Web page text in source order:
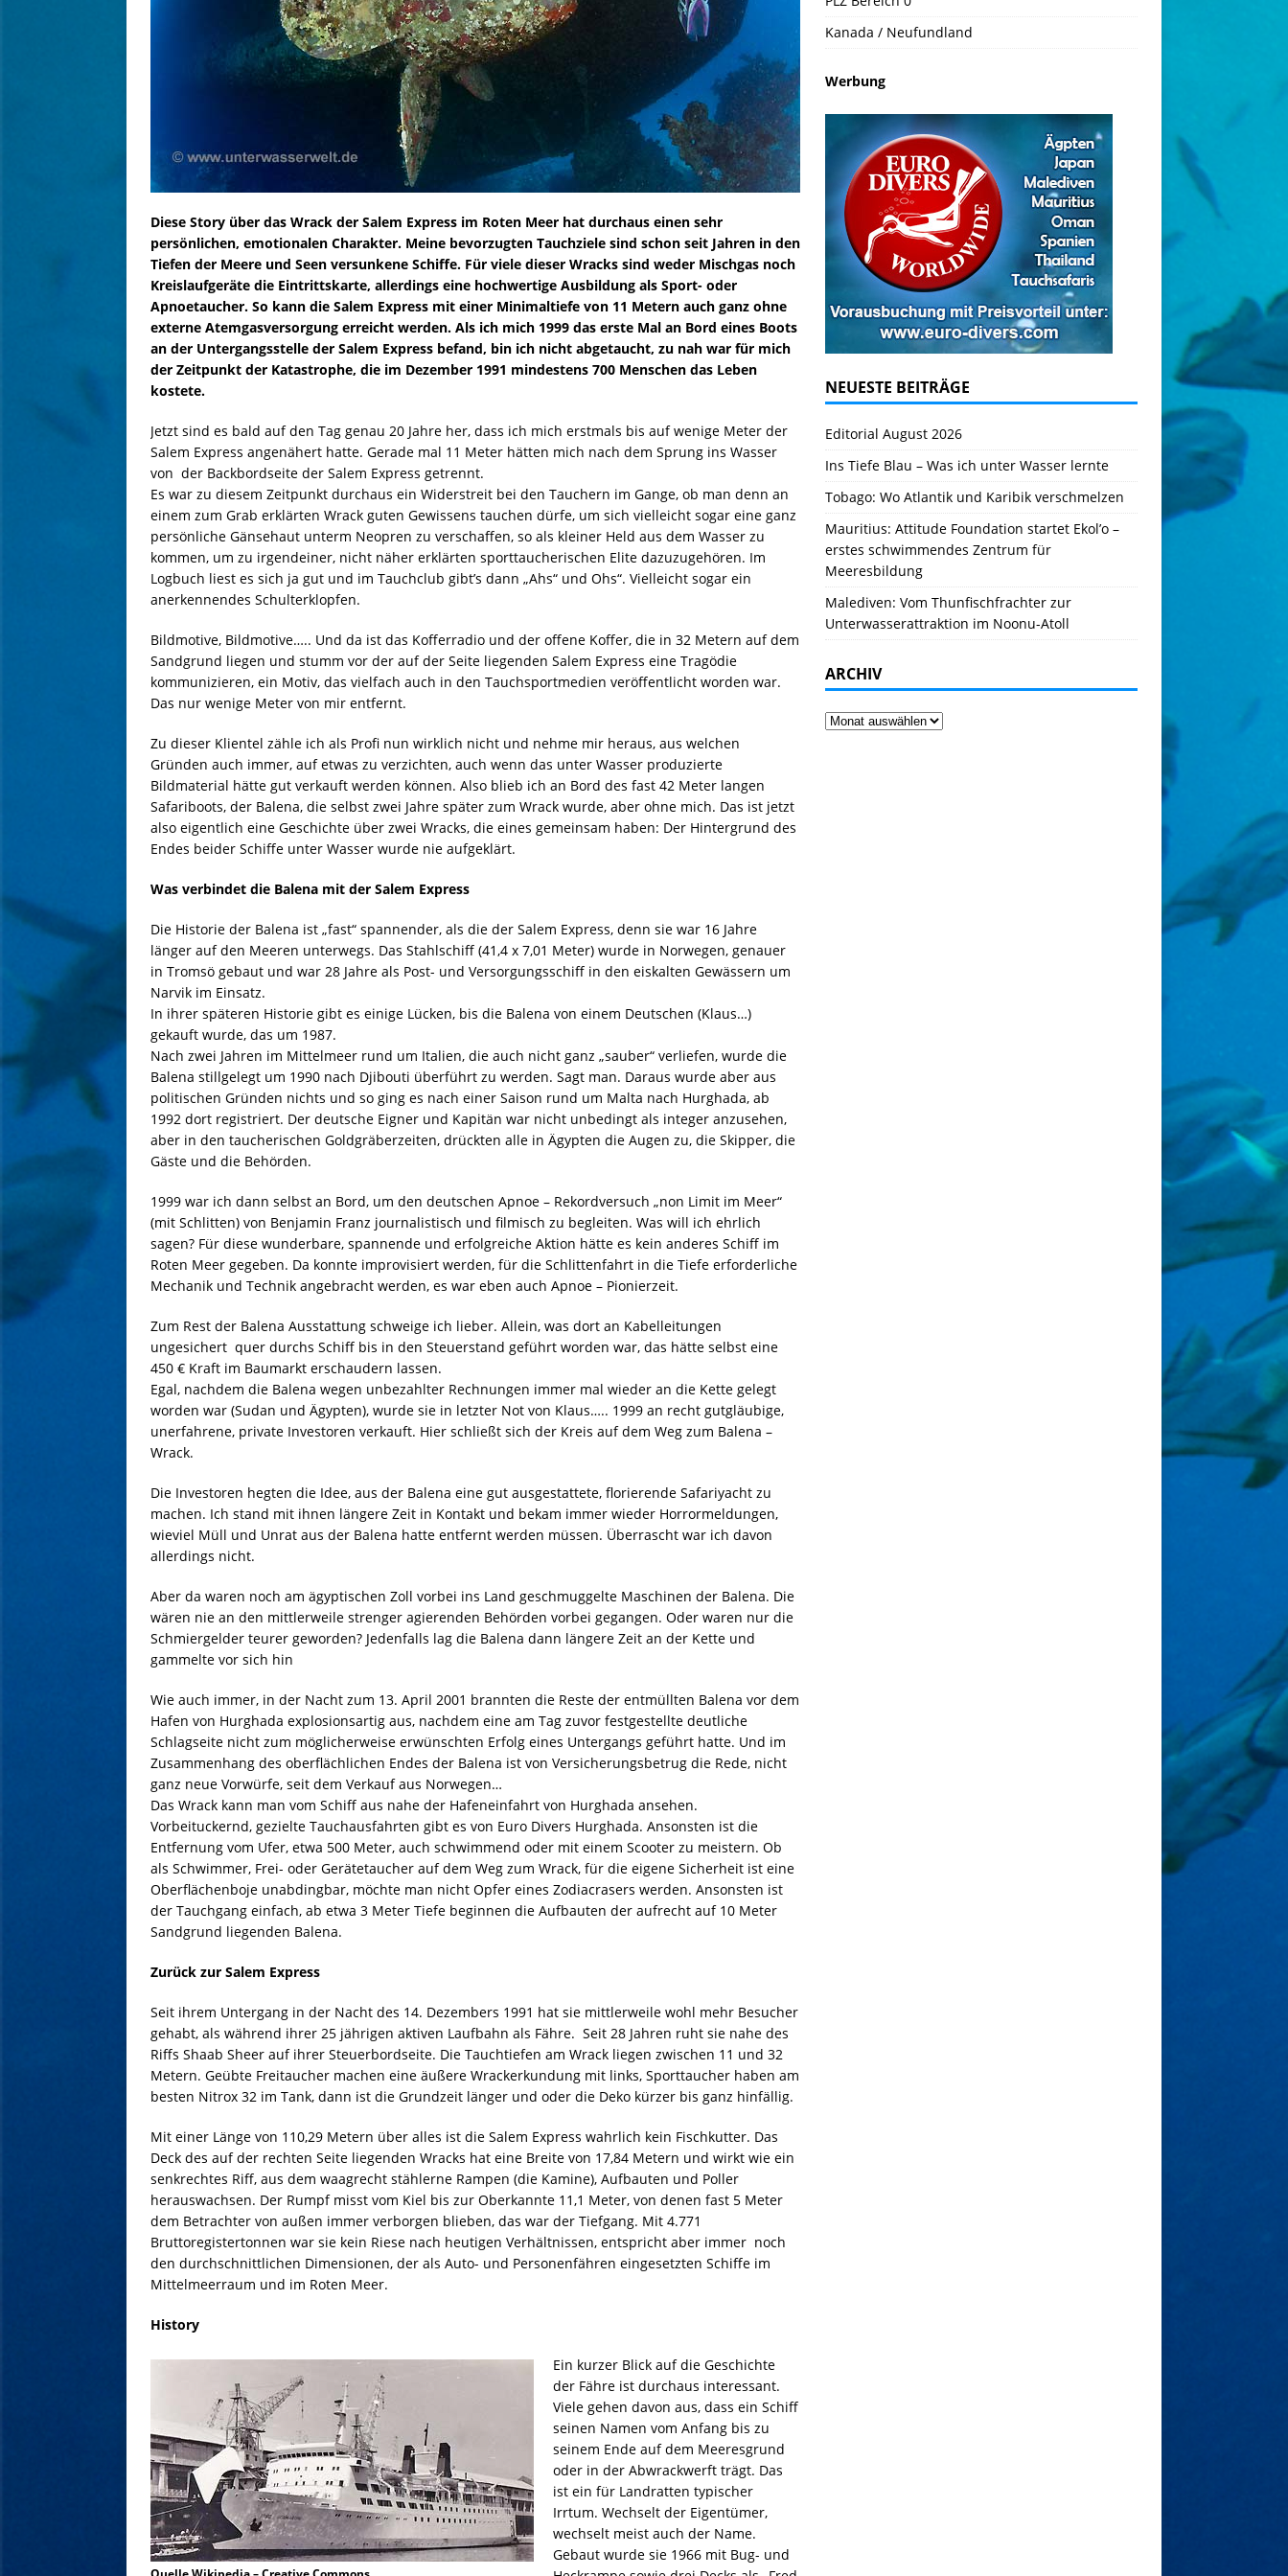
Diese Story über das Wrack der Salem Express im Roten Meer hat durchaus einen sehr
persönlichen, emotionalen Charakter. Meine bevorzugten Tauchziele sind schon seit Jahren in den
Tiefen der Meere und Seen versunkene Schiffe. Für viele dieser Wracks sind weder Mischgas noch
Kreislaufgeräte die Eintrittskarte, allerdings eine hochwertige Ausbildung als Sport- oder
Apnoetaucher. So kann die Salem Express mit einer Minimaltiefe von 11 Metern auch ganz ohne
externe Atemgasversorgung erreicht werden. Als ich mich 1999 das erste Mal an Bord eines Boots
an der Untergangsstelle der Salem Express befand, bin ich nicht abgetaucht, zu nah war für mich
der Zeitpunkt der Katastrophe, die im Dezember 1991 mindestens 700 Menschen das Leben
kostete.
Jetzt sind es bald auf den Tag genau 20 Jahre her, dass ich mich erstmals bis auf wenige Meter der
Salem Express angenähert hatte. Gerade mal 11 Meter hätten mich nach dem Sprung ins Wasser
von der Backbordseite der Salem Express getrennt.
Es war zu diesem Zeitpunkt durchaus ein Widerstreit bei den Tauchern im Gange, ob man denn an
einem zum Grab erklärten Wrack guten Gewissens tauchen dürfe, um sich vielleicht sogar eine ganz
persönliche Gänsehaut unterm Neopren zu verschaffen, so als kleiner Held aus dem Wasser zu
kommen, um zu irgendeiner, nicht näher erklärten sporttaucherischen Elite dazuzugehören. Im
Logbuch liest es sich ja gut und im Tauchclub gibt’s dann „Ahs“ und Ohs“. Vielleicht sogar ein
anerkennendes Schulterklopfen.
Bildmotive, Bildmotive….. Und da ist das Kofferradio und der offene Koffer, die in 32 Metern auf dem
Sandgrund liegen und stumm vor der auf der Seite liegenden Salem Express eine Tragödie
kommunizieren, ein Motiv, das vielfach auch in den Tauchsportmedien veröffentlicht worden war.
Das nur wenige Meter von mir entfernt.
Zu dieser Klientel zähle ich als Profi nun wirklich nicht und nehme mir heraus, aus welchen
Gründen auch immer, auf etwas zu verzichten, auch wenn das unter Wasser produzierte
Bildmaterial hätte gut verkauft werden können. Also blieb ich an Bord des fast 42 Meter langen
Safariboots, der Balena, die selbst zwei Jahre später zum Wrack wurde, aber ohne mich. Das ist jetzt
also eigentlich eine Geschichte über zwei Wracks, die eines gemeinsam haben: Der Hintergrund des
Endes beider Schiffe unter Wasser wurde nie aufgeklärt.
Was verbindet die Balena mit der Salem Express
Die Historie der Balena ist „fast“ spannender, als die der Salem Express, denn sie war 16 Jahre
länger auf den Meeren unterwegs. Das Stahlschiff (41,4 x 7,01 Meter) wurde in Norwegen, genauer
in Tromsö gebaut und war 28 Jahre als Post- und Versorgungsschiff in den eiskalten Gewässern um
Narvik im Einsatz.
In ihrer späteren Historie gibt es einige Lücken, bis die Balena von einem Deutschen (Klaus…)
gekauft wurde, das um 1987.
Nach zwei Jahren im Mittelmeer rund um Italien, die auch nicht ganz „sauber“ verliefen, wurde die
Balena stillgelegt um 1990 nach Djibouti überführt zu werden. Sagt man. Daraus wurde aber aus
politischen Gründen nichts und so ging es nach einer Saison rund um Malta nach Hurghada, ab
1992 dort registriert. Der deutsche Eigner und Kapitän war nicht unbedingt als integer anzusehen,
aber in den taucherischen Goldgräberzeiten, drückten alle in Ägypten die Augen zu, die Skipper, die
Gäste und die Behörden.
1999 war ich dann selbst an Bord, um den deutschen Apnoe – Rekordversuch „non Limit im Meer“
(mit Schlitten) von Benjamin Franz journalistisch und filmisch zu begleiten. Was will ich ehrlich
sagen? Für diese wunderbare, spannende und erfolgreiche Aktion hätte es kein anderes Schiff im
Roten Meer gegeben. Da konnte improvisiert werden, für die Schlittenfahrt in die Tiefe erforderliche
Mechanik und Technik angebracht werden, es war eben auch Apnoe – Pionierzeit.
Zum Rest der Balena Ausstattung schweige ich lieber. Allein, was dort an Kabelleitungen
ungesichert quer durchs Schiff bis in den Steuerstand geführt worden war, das hätte selbst eine
450 € Kraft im Baumarkt erschaudern lassen.
Egal, nachdem die Balena wegen unbezahlter Rechnungen immer mal wieder an die Kette gelegt
worden war (Sudan und Ägypten), wurde sie in letzter Not von Klaus….. 1999 an recht gutgläubige,
unerfahrene, private Investoren verkauft. Hier schließt sich der Kreis auf dem Weg zum Balena –
Wrack.
Die Investoren hegten die Idee, aus der Balena eine gut ausgestattete, florierende Safariyacht zu
machen. Ich stand mit ihnen längere Zeit in Kontakt und bekam immer wieder Horrormeldungen,
wieviel Müll und Unrat aus der Balena hatte entfernt werden müssen. Überrascht war ich davon
allerdings nicht.
Aber da waren noch am ägyptischen Zoll vorbei ins Land geschmuggelte Maschinen der Balena. Die
wären nie an den mittlerweile strenger agierenden Behörden vorbei gegangen. Oder waren nur die
Schmiergelder teurer geworden? Jedenfalls lag die Balena dann längere Zeit an der Kette und
gammelte vor sich hin
Wie auch immer, in der Nacht zum 13. April 2001 brannten die Reste der entmüllten Balena vor dem
Hafen von Hurghada explosionsartig aus, nachdem eine am Tag zuvor festgestellte deutliche
Schlagseite nicht zum möglicherweise erwünschten Erfolg eines Untergangs geführt hatte. Und im
Zusammenhang des oberflächlichen Endes der Balena ist von Versicherungsbetrug die Rede, nicht
ganz neue Vorwürfe, seit dem Verkauf aus Norwegen…
Das Wrack kann man vom Schiff aus nahe der Hafeneinfahrt von Hurghada ansehen.
Vorbeituckernd, gezielte Tauchausfahrten gibt es von Euro Divers Hurghada. Ansonsten ist die
Entfernung vom Ufer, etwa 500 Meter, auch schwimmend oder mit einem Scooter zu meistern. Ob
als Schwimmer, Frei- oder Gerätetaucher auf dem Weg zum Wrack, für die eigene Sicherheit ist eine
Oberflächenboje unabdingbar, möchte man nicht Opfer eines Zodiacrasers werden. Ansonsten ist
der Tauchgang einfach, ab etwa 3 Meter Tiefe beginnen die Aufbauten der aufrecht auf 10 Meter
Sandgrund liegenden Balena.
Zurück zur Salem Express
Seit ihrem Untergang in der Nacht des 14. Dezembers 1991 hat sie mittlerweile wohl mehr Besucher
gehabt, als während ihrer 25 jährigen aktiven Laufbahn als Fähre. Seit 28 Jahren ruht sie nahe des
Riffs Shaab Sheer auf ihrer Steuerbordseite. Die Tauchtiefen am Wrack liegen zwischen 11 und 32
Metern. Geübte Freitaucher machen eine äußere Wrackerkundung mit links, Sporttaucher haben am
besten Nitrox 32 im Tank, dann ist die Grundzeit länger und oder die Deko kürzer bis ganz hinfällig.
Mit einer Länge von 110,29 Metern über alles ist die Salem Express wahrlich kein Fischkutter. Das
Deck des auf der rechten Seite liegenden Wracks hat eine Breite von 17,84 Metern und wirkt wie ein
senkrechtes Riff, aus dem waagrecht stählerne Rampen (die Kamine), Aufbauten und Poller
herauswachsen. Der Rumpf misst vom Kiel bis zur Oberkannte 11,1 Meter, von denen fast 5 Meter
dem Betrachter von außen immer verborgen blieben, das war der Tiefgang. Mit 4.771
Bruttoregistertonnen war sie kein Riese nach heutigen Verhältnissen, entspricht aber immer noch
den durchschnittlichen Dimensionen, der als Auto- und Personenfähren eingesetzten Schiffe im
Mittelmeerraum und im Roten Meer.
History
Ein kurzer Blick auf die Geschichte
der Fähre ist durchaus interessant.
Viele gehen davon aus, dass ein Schiff
seinen Namen vom Anfang bis zu
seinem Ende auf dem Meeresgrund
oder in der Abwrackwerft trägt. Das
ist ein für Landratten typischer
Irrtum. Wechselt der Eigentümer,
wechselt meist auch der Name.
Gebaut wurde sie 1966 mit Bug- und
Kanada / Neufundland
Werbung
NEUESTE BEITRÄGE
Editorial August 2026
Ins Tiefe Blau – Was ich unter Wasser lernte
Tobago: Wo Atlantik und Karibik verschmelzen
Mauritius: Attitude Foundation startet Ekol’o –
erstes schwimmendes Zentrum für
Meeresbildung
Malediven: Vom Thunfischfrachter zur
Unterwasserattraktion im Noonu-Atoll
ARCHIV